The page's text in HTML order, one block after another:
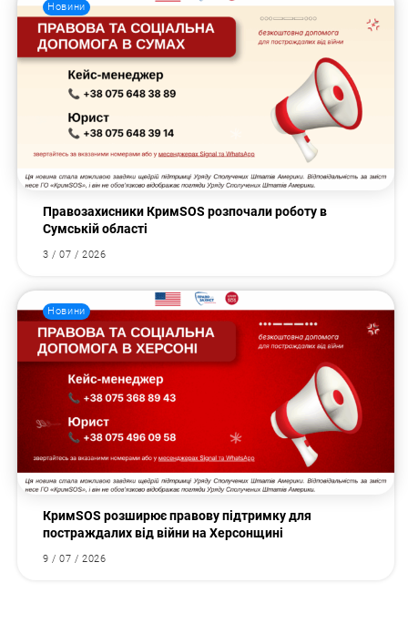
Новини
Правозахисники КримSOS розпочали роботу в
Сумській області
3 / 07 / 2026
Новини
КримSOS розширює правову підтримку для
постраждалих від війни на Херсонщині
9 / 07 / 2026